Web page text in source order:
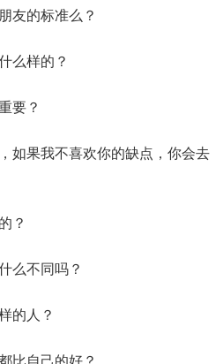
友的标准么？
么样的？
要？
如果我不喜欢你的缺点，你会去
？
么不同吗？
的人？